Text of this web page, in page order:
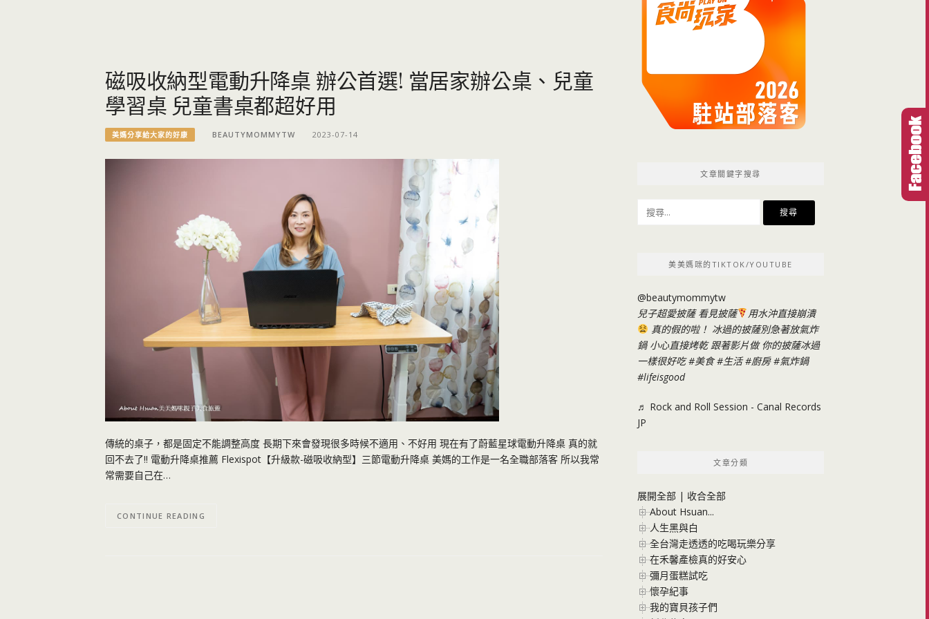
磁吸收納型電動升降桌 辦公首選! 當居家辦公桌、兒童
學習桌 兒童書桌都超好用
美媽分享給大家的好康 BEAUTYMOMMYTW 2023-07-14
傳統的桌子，都是固定不能調整高度 長期下來會發現很多時候不適用、不好用 現在有了蔚藍星球電動升降桌 真的就
回不去了!! 電動升降桌推薦 Flexispot【升級款-磁吸收納型】三節電動升降桌 美媽的工作是一名全職部落客 所以我常
常需要自己在…
CONTINUE READING
文章關鍵字搜尋
尋
美美媽咪的TIKTOK/YOUTUBE
@beautymommytw
兒子超愛披薩 看見披薩
用水沖直接崩潰
真的假的啦！ 冰過的披薩別急著放氣炸
鍋 小心直接烤乾 跟著影片做 你的披薩冰過
一樣很好吃#美食 #生活 #廚房 #氣炸鍋
#lifeisgood
♬ Rock and Roll Session - Canal Records
JP
文章分類
展開全部 | 收合全部
About Hsuan...
人生黑與白
全台灣走透透的吃喝玩樂分享
在禾馨產檢真的好安心
彌月蛋糕試吃
懷孕紀事
我的寶貝孩子們